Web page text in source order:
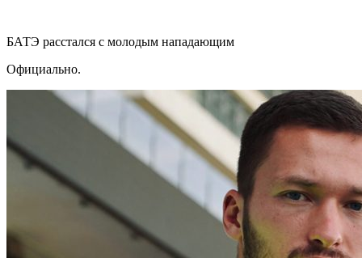
БАТЭ расстался с молодым нападающим
Официально.